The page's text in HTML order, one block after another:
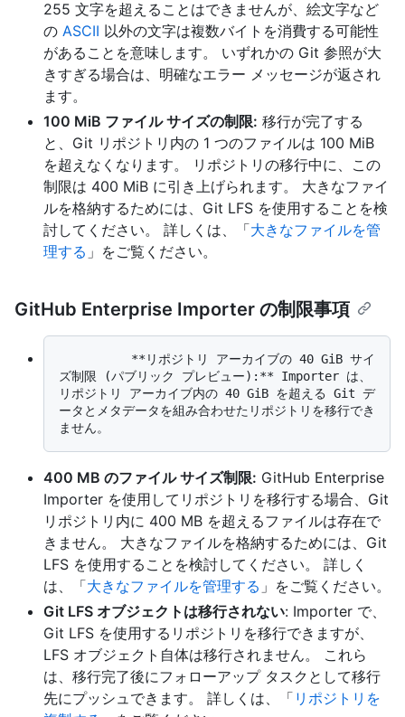
255 文字を超えることはできませんが、絵文字など
の ASCII 以外の文字は複数バイトを消費する可能性
があることを意味します。 いずれかの Git 参照が大
きすぎる場合は、明確なエラー メッセージが返され
ます。
100 MiB ファイル サイズの制限: 移行が完了する
と、Git リポジトリ内の 1 つのファイルは 100 MiB
を超えなくなります。 リポジトリの移行中に、この
制限は 400 MiB に引き上げられます。 大きなファイ
ルを格納するためには、Git LFS を使用することを検
討してください。 詳しくは、「大きなファイルを管
理する 」をご覧ください。
GitHub Enterprise Importer の制限事項
ズ制限 (パブリック プレビュー):** Importer は、
リポジトリ アーカイブ内の 40 GiB を超える Git デ
ータとメタデータを組み合わせたリポジトリを移行でき
400 MB のファイル サイズ制限: GitHub Enterprise
Importer を使用してリポジトリを移行する場合、Git
リポジトリ内に 400 MB を超えるファイルは存在で
きません。 大きなファイルを格納するためには、Git
LFS を使用することを検討してください。 詳しく
は、「大きなファイルを管理する 」をご覧ください。
Git LFS オブジェクトは移行されない: Importer で、
Git LFS を使用するリポジトリを移行できますが、
LFS オブジェクト自体は移行されません。 これら
は、移行完了後にフォローアップ タスクとして移行
先にプッシュできます。 詳しくは、「 リポジトリを